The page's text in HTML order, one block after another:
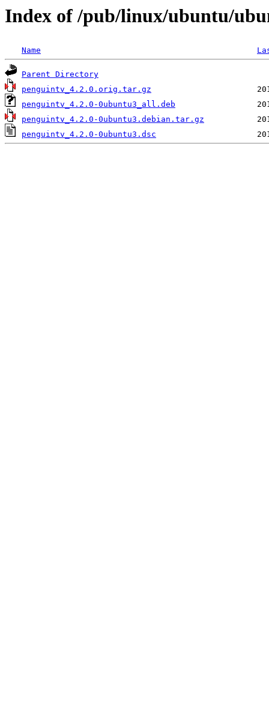
Index of /pub/linux/ubuntu/
Name
Parent Directory
penguintv_4.2.0.orig.tar.gz
penguintv_4.2.0-0ubuntu3_all.deb
penguintv_4.2.0-0ubuntu3.debian.tar.gz
penguintv_4.2.0-0ubuntu3.dsc